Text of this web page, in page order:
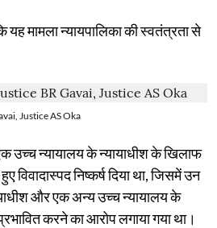
यह मामला न्यायपालिका की स्वतंत्रता से
Justice AS Oka
उच्च न्यायालय के न्यायाधीश के खिलाफ
विवादास्पद निष्कर्ष दिया था, जिसमें उन
और एक अन्य उच्च न्यायालय के
करने का आरोप लगाया गया था।